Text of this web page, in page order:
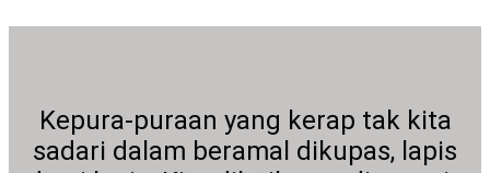
Kepura-puraan yang kerap tak kita
sadari dalam beramal dikupas, lapis